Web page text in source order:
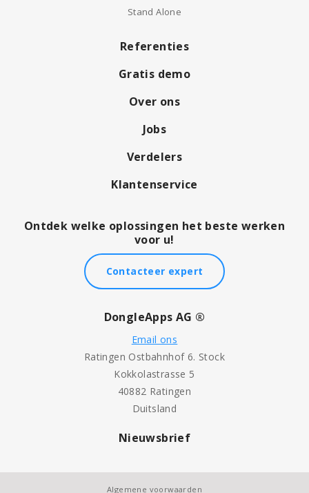
Stand Alone
Referenties
Gratis demo
Over ons
Jobs
Verdelers
Klantenservice
Ontdek welke oplossingen het beste werken
voor u!
Contacteer expert
DongleApps AG ®
Email ons
Ratingen Ostbahnhof 6. Stock
Kokkolastrasse 5
40882 Ratingen
Duitsland
Nieuwsbrief
Algemene voorwaarden